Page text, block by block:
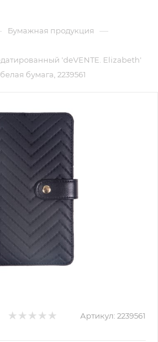
Бумажная продукция —
'deVENTE. Elizabeth'
бумага, 2239561
Артикул: 2239561